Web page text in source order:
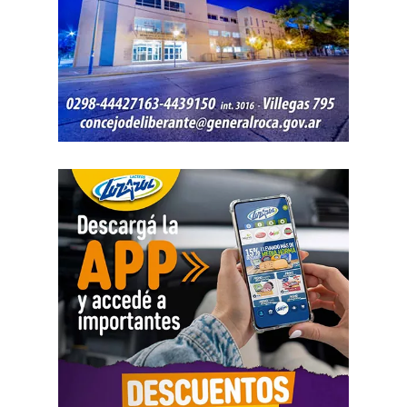
Se agregarán 13 cámaras domo, 7 estaciones
meteorológicas, sistemas de comunicación y tecnología
para mejorar la detección temprana y reducir los tiempos
de respuesta frente al fuego.